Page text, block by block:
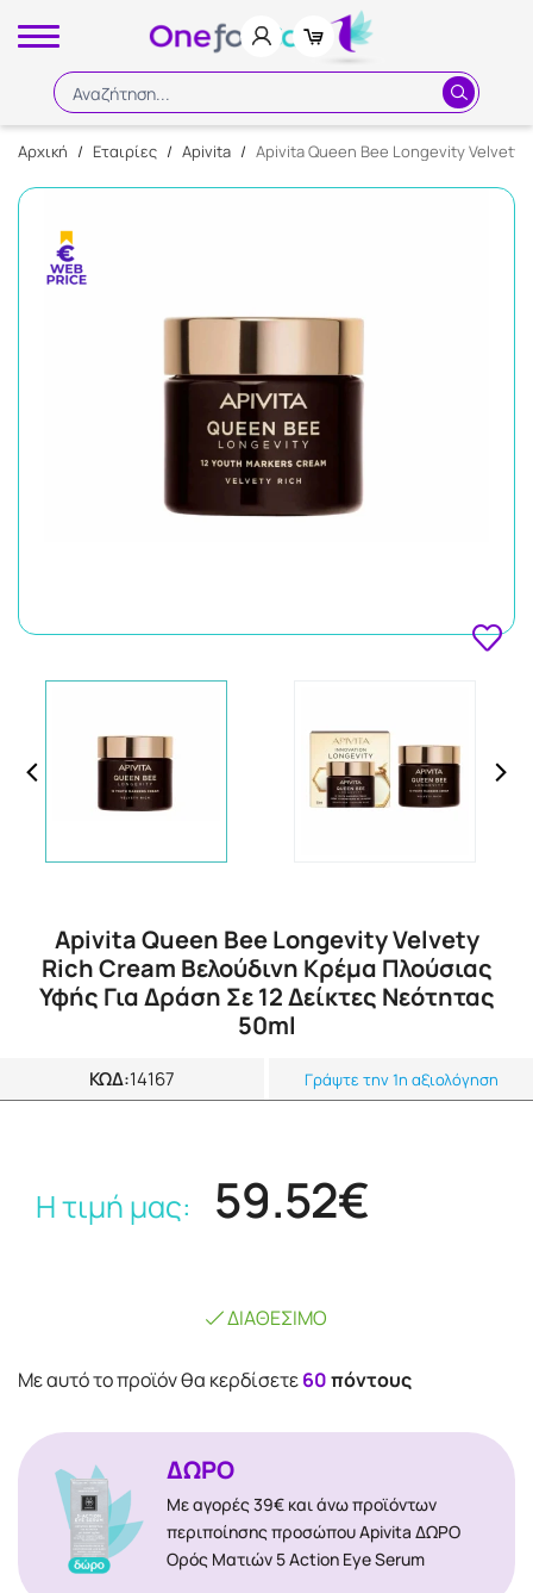
Αναζήτηση...
Αναζήτηση
Αρχική / Εταιρίες / Apivita / Apivita Queen Bee Longevity Velvety
Apivita Queen Bee Longevity Velvety
Rich Cream Βελούδινη Κρέμα Πλούσιας
Υφής Για Δράση Σε 12 Δείκτες Νεότητας
50ml
ΚΩΔ:14167 Γράψτε την 1η αξιολόγηση
Η τιμή μας: 59.52€
ΔΙΑΘΈΣΙΜΟ
Mε αυτό το προϊόν θα κερδίσετε60πόντους
ΔΩΡΟ
Με αγορές 39€ και άνω προϊόντων
περιποίησης προσώπου Apivita ΔΩΡΟ
Ορός Ματιών 5 Action Eye Serum